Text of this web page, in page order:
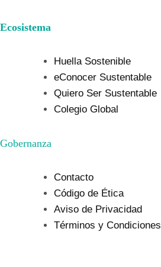
Ecosistema
Huella Sostenible
eConocer Sustentable
Quiero Ser Sustentable
Colegio Global
Gobernanza
Contacto
Código de Ética
Aviso de Privacidad
Términos y Condiciones